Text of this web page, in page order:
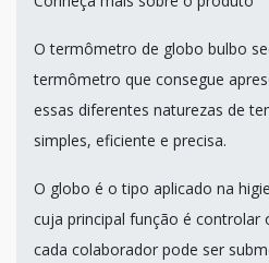
O termômetro de globo bulbo
termômetro que consegue
essas diferentes naturezas de
simples, eficiente e precisa.
O globo é o tipo aplicado na
cuja principal função é controlar
cada colaborador pode ser